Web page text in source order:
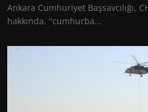
Ankara Cumhuriyet Başsavcılığı,
hakkında, "cumhurba...